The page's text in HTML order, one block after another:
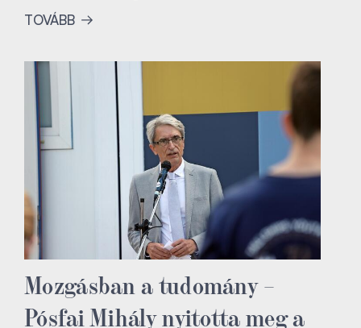
TOVÁBB
Mozgásban a tudomány –
Pósfai Mihály nyitotta meg a